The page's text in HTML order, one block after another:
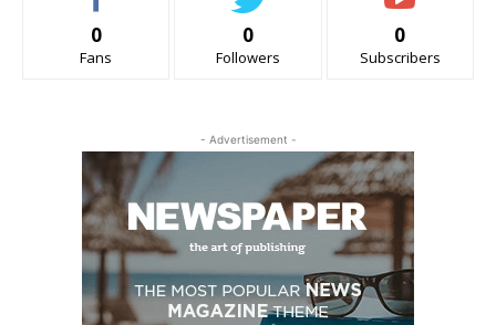
0
Fans
0
Followers
0
Subscribers
- Advertisement -